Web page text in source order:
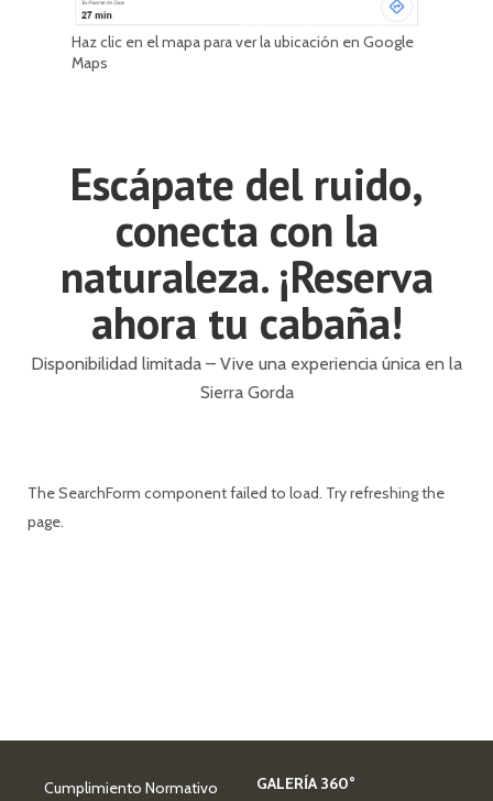
Haz clic en el mapa para ver la ubicación en Google
Maps
Escápate del ruido,
conecta con la
naturaleza. ¡Reserva
ahora tu cabaña!
Disponibilidad limitada – Vive una experiencia única en la
Sierra Gorda
The SearchForm component failed to load. Try refreshing the
page.
Cumplimiento Normativo
GALERÍA 360°